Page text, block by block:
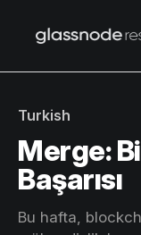
Turkish
Merge:
Başarısı
Bu hafta,